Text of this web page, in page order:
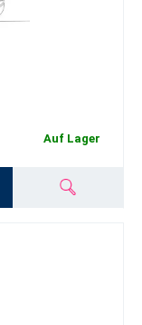
Auf Lager